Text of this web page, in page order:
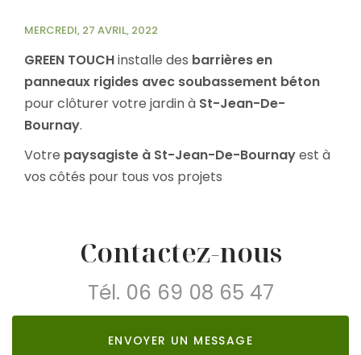
MERCREDI, 27 AVRIL, 2022
GREEN TOUCHinstalle des barrières en
panneaux rigides avec soubassement béton
pour clôturer votre jardin à St-Jean-De-
Bournay.
Votre paysagiste à St-Jean-De-Bournayest à
vos côtés pour tous vos projets
Contactez-nous
Tél. 06 69 08 65 47
ENVOYER UN MESSAGE